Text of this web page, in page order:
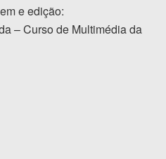
e edição:
– Curso de Multimédia da